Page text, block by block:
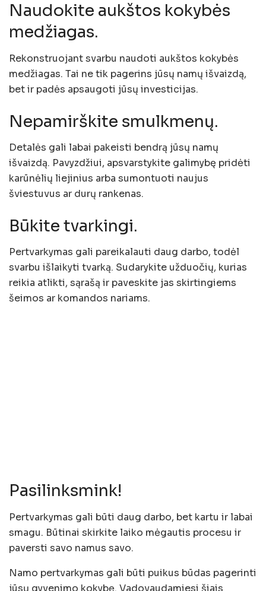
Naudokite aukštos kokybės
medžiagas.
Rekonstruojant svarbu naudoti aukštos kokybės
medžiagas. Tai ne tik pagerins jūsų namų išvaizdą,
bet ir padės apsaugoti jūsų investicijas.
Nepamirškite smulkmenų.
Detalės gali labai pakeisti bendrą jūsų namų
išvaizdą. Pavyzdžiui, apsvarstykite galimybę pridėti
karūnėlių liejinius arba sumontuoti naujus
šviestuvus ar durų rankenas.
Būkite tvarkingi.
Pertvarkymas gali pareikalauti daug darbo, todėl
svarbu išlaikyti tvarką. Sudarykite užduočių, kurias
reikia atlikti, sąrašą ir paveskite jas skirtingiems
šeimos ar komandos nariams.
Pasilinksmink!
Pertvarkymas gali būti daug darbo, bet kartu ir labai
smagu. Būtinai skirkite laiko mėgautis procesu ir
paversti savo namus savo.
Namo pertvarkymas gali būti puikus būdas pagerinti
jūsų gyvenimo kokybę. Vadovaudamiesi šiais